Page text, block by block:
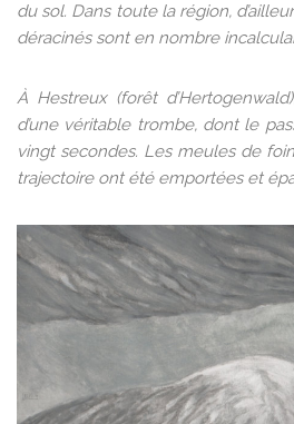
du sol. Dans toute la région,
déracinés sont en nombre
À Hestreux (forêt
d’une véritable trombe, dont le
vingt secondes. Les meules de
trajectoire ont été emportées et